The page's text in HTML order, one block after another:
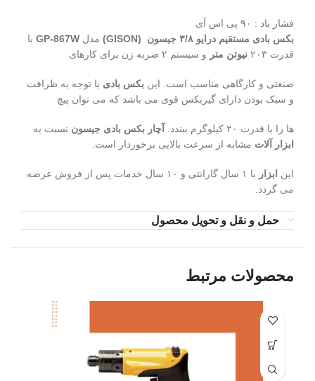
فشار باد : ۹۰ پی اس آی
بکس بادی مستقیم درایو ۳/۸ جیسون (GISON)
مدل
با
قدرت ۲۰۳
نیوتن متر و سیستم ۲ ضربه زن برای کارهای
صنعتی و کارگاهی مناسب است. این بکس بادی با توجه به ظرافت
و سبک بودن دارای گیربکس قوی می باشد که می توان پیچ
ها را با قدرت ۲۰ کیلوگرم ببندد. آچار بکس بادی جیسون نسبت به
ابزار آلات مشابه از سرعت بالایی برخوردار است.
این ابزار
با ۱ سال گارانتی و ۱۰ سال خدمات پس از فروش عرضه
می گردد.
حمل و نقل و تحویل محصول
محصولات مرتبط